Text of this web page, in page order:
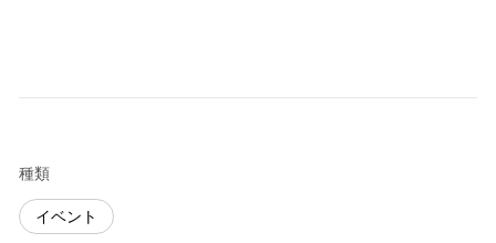
種類
イベント